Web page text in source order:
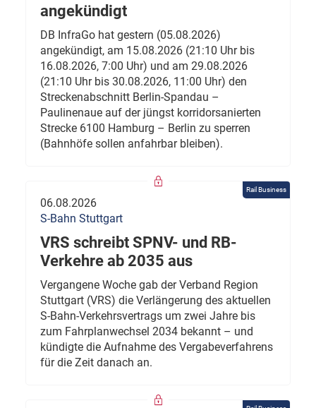
angekündigt
DB InfraGo hat gestern (05.08.2026)
angekündigt, am 15.08.2026 (21:10 Uhr bis
16.08.2026, 7:00 Uhr) und am 29.08.2026
(21:10 Uhr bis 30.08.2026, 11:00 Uhr) den
Streckenabschnitt Berlin-Spandau –
Paulinenaue auf der jüngst korridorsanierten
Strecke 6100 Hamburg – Berlin zu sperren
(Bahnhöfe sollen anfahrbar bleiben).
Rail Business
06.08.2026
S-Bahn Stuttgart
VRS schreibt SPNV- und RB-
Verkehre ab 2035 aus
Vergangene Woche gab der Verband Region
Stuttgart (VRS) die Verlängerung des aktuellen
S-Bahn-Verkehrsvertrags um zwei Jahre bis
zum Fahrplanwechsel 2034 bekannt – und
kündigte die Aufnahme des Vergabeverfahrens
für die Zeit danach an.